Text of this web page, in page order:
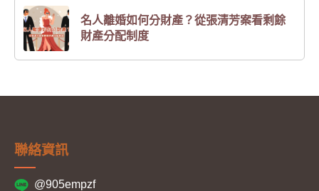
名人離婚如何分財產？從張清芳案看剩餘
財產分配制度
聯絡資訊
@905empzf